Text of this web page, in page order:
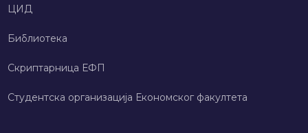
ЦИД
Библиотека
Скриптарница ЕФП
Студентска организација Економског факултета